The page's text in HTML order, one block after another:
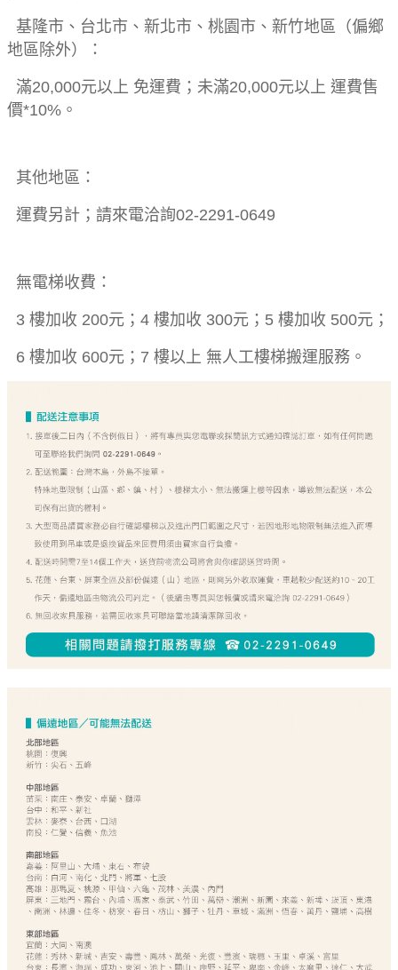
基隆市、台北市、新北市、桃園市、新竹地區（偏鄉
地區除外）：
滿20,000元以上 免運費；未滿20,000元以上 運費售
價*10%。
其他地區：
運費另計；請來電洽詢02-2291-0649
無電梯收費：
3 樓加收 200元；4 樓加收 300元；5 樓加收 500元；
6 樓加收 600元；7 樓以上 無人工樓梯搬運服務。